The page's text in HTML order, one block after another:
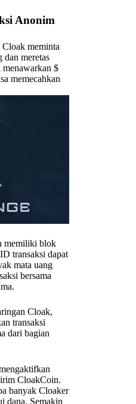
Anonim
meminta
dan meretas
$
memecahkan
memiliki blok
transaksi dapat
mata uang
bersama
Cloak,
transaksi
dari bagian
CloakCoin.
banyak Cloaker
dana. Semakin